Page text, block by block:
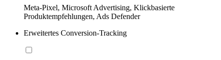
Meta-Pixel, Microsoft Advertising, Klickbasierte
Produktempfehlungen, Ads Defender
Erweitertes Conversion-Tracking